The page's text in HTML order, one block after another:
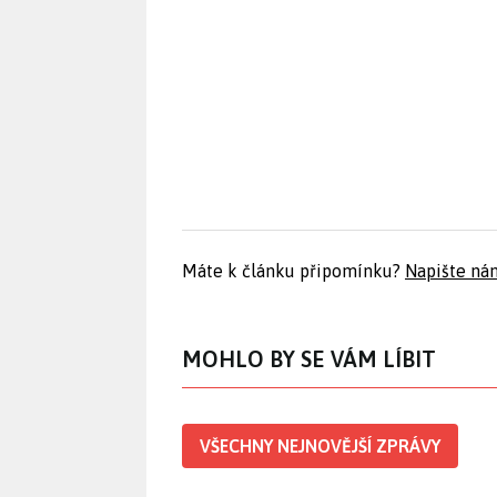
Máte k článku připomínku? Napište
MOHLO BY SE VÁM LÍBIT
VŠECHNY NEJNOVĚJŠÍ ZPRÁVY